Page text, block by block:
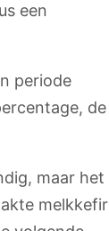
een
periode
de
maar het
melkkefir